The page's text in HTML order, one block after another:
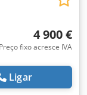
4 900 €
Preço fixo acresce IVA
Ligar